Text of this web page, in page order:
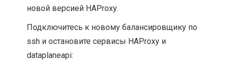
новой версией HAProxy.
Подключитесь к новому балансировщику по
ssh и остановите сервисы HAProxy и
dataplaneapi: